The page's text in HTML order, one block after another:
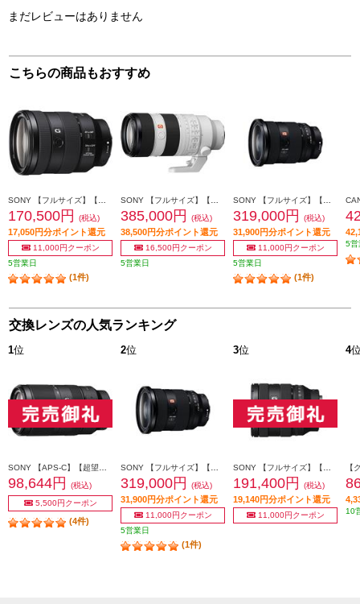
まだレビューはありません
こちらの商品もおすすめ
170,500円 (税込)
17,050円分ポイント還元
11,000円クーポン
5営業日
(1件)
385,000円 (税込)
38,500円分ポイント還元
16,500円クーポン
5営業日
319,000円 (税込)
31,900円分ポイント還元
11,000円クーポン
5営業日
(1件)
5営
交換レンズの人気ランキング
1位
98,644円
(税込)
5,500円クーポン
(4件)
2位
319,000円 (税込)
31,900円分ポイント還元
11,000円クーポン
5営業日
(1件)
3位
191,400円 (税込)
19,140円分ポイント還元
11,000円クーポン
4
10